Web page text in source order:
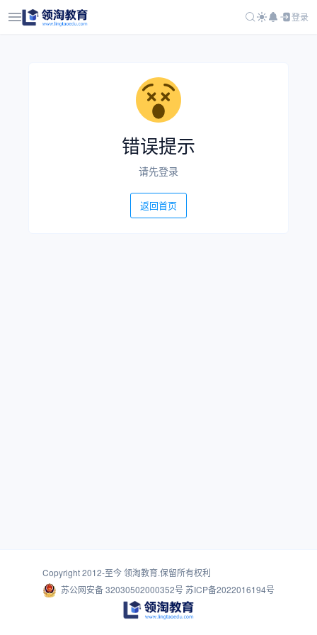
登录
错误提示
请先登录
返回首页
Copyright 2012-至今领淘教育.保留所有权利
苏公网安备 32030502000352号 苏ICP备2022016194号